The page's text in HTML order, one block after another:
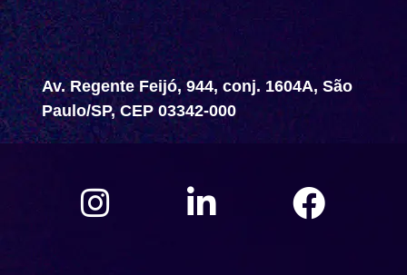
Av. Regente Feijó, 944, conj. 1604A, São
Paulo/SP, CEP 03342-000